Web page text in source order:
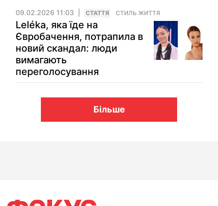
09.02.2026 11:03 СТАТТЯ СТИЛЬ ЖИТТЯ
Leléka, яка їде на
Євробачення, потрапила в
новий скандал: люди
вимагають
переголосування
Більше